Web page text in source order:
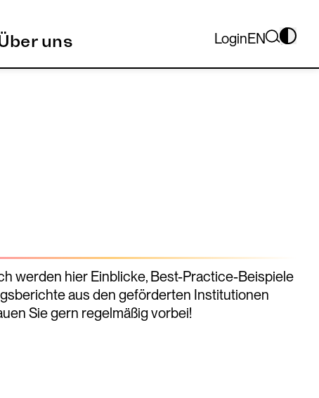
uns LoginEN
werden hier Einblicke, Best-Practice-Beispiele
aus den geförderten Institutionen
Sie gern regelmäßig vorbei!